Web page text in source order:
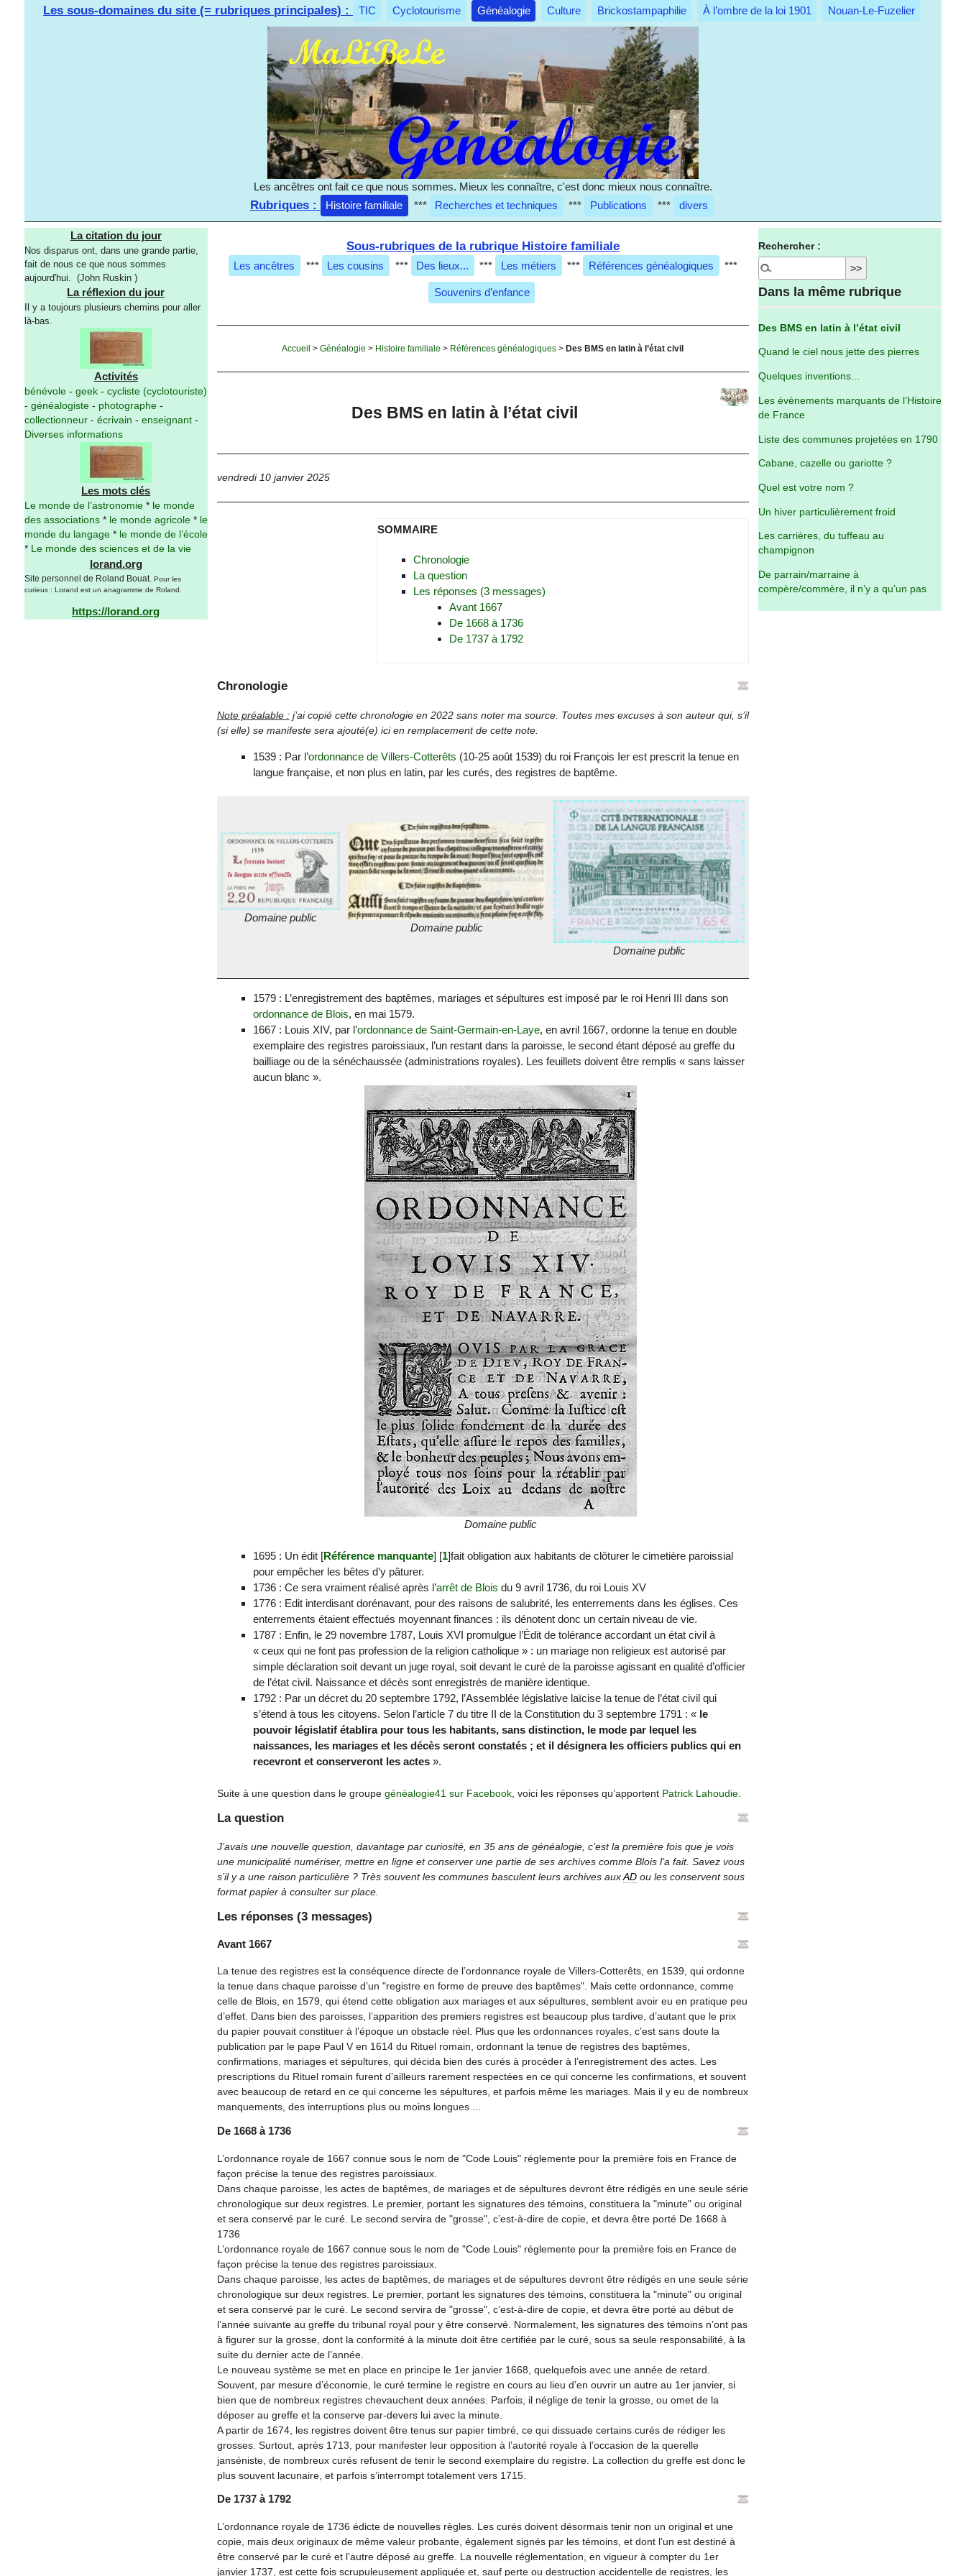
Les sous-domaines du site (= rubriques principales) : TIC Cyclotourisme Généalogie Culture Brickostampaphilie À l’ombre de la loi 1901 Nouan-Le-Fuzelier
Les ancêtres ont fait ce que nous sommes. Mieux les connaître, c'est donc mieux nous connaître.
Rubriques : Histoire familiale *** Recherches et techniques *** Publications *** divers
La citation du jour
Nos disparus ont, dans une grande partie,
fait de nous ce que nous sommes
aujourd'hui. (John Ruskin )
La réflexion du jour
Il y a toujours plusieurs chemins pour aller
là-bas.
Activités
bénévole- geek- cycliste (cyclotouriste)
- généalogiste- photographe-
collectionneur- écrivain - enseignant-
Diverses informations
Les mots clés
Le monde de l’astronomie* le monde
des associations* le monde agricole* le
monde du langage* le monde de l’école
*
Le monde des sciences et de la vie
lorand.org
Site personnel de Roland Bouat. Pour les
curieux : Lorand est un anagramme de Roland.
https://lorand.org
Sous-rubriques de la rubrique Histoire familiale
Les ancêtres *** Les cousins *** Des lieux... *** Les métiers *** Références généalogiques ***
Souvenirs d’enfance
Accueil >Généalogie > Histoire familiale > Références généalogiques >Des BMS en latin à l’état civil
Des BMS en latin à l’état civil
vendredi 10 janvier 2025
SOMMAIRE
Chronologie
La question
Les réponses (3 messages)
Avant 1667
De 1668 à 1736
De 1737 à 1792
Chronologie
Note préalable :j’ai copié cette chronologie en 2022 sans noter ma source. Toutes mes excuses à son auteur qui, s’il
(si elle) se manifeste sera ajouté(e) ici en remplacement de cette note.
1539 : Par l’ordonnance de Villers-Cotterêts (10-25 août 1539) du roi François Ier est prescrit la tenue en
langue française, et non plus en latin, par les curés, des registres de baptême.
Domaine public
Domaine public
Domaine public
1579 : L’enregistrement des baptêmes, mariages et sépultures est imposé par le roi Henri III dans son
ordonnance de Blois, en mai 1579.
1667 : Louis XIV, par l’ordonnance de Saint-Germain-en-Laye, en avril 1667, ordonne la tenue en double
exemplaire des registres paroissiaux, l’un restant dans la paroisse, le second étant déposé au greffe du
bailliage ou de la sénéchaussée (administrations royales). Les feuillets doivent être remplis « sans laisser
aucun blanc ».
Domaine public
1695 : Un édit[Référence manquante] [1]fait obligation aux habitants de clôturer le cimetière paroissial
pour empêcher les bêtes d’y pâturer.
1736 : Ce sera vraiment réalisé après l’arrêt de Blois du 9 avril 1736, du roi Louis XV
1776 : Edit interdisant dorénavant, pour des raisons de salubrité, les enterrements dans les églises. Ces
enterrements étaient effectués moyennant finances : ils dénotent donc un certain niveau de vie.
1787 : Enfin, le 29 novembre 1787, Louis XVI promulgue l’Édit de tolérance accordant un état civil à
« ceux qui ne font pas profession de la religion catholique » : un mariage non religieux est autorisé par
simple déclaration soit devant un juge royal, soit devant le curé de la paroisse agissant en qualité d’officier
de l’état civil. Naissance et décès sont enregistrés de manière identique.
1792 : Par un décret du 20 septembre 1792, l’Assemblée législative laïcise la tenue de l’état civil qui
s’étend à tous les citoyens. Selon l’article 7 du titre II de la Constitution du 3 septembre 1791 : « le
pouvoir législatif établira pour tous les habitants, sans distinction, le mode par lequel les
naissances, les mariages et les décès seront constatés ; et il désignera les officiers publics qui en
recevront et conserveront les actes».
Suite à une question dans le groupe généalogie41 sur Facebook, voici les réponses qu’apportent Patrick Lahoudie.
La question
J’avais une nouvelle question, davantage par curiosité, en 35 ans de généalogie, c’est la première fois que je vois
une municipalité numériser, mettre en ligne et conserver une partie de ses archives comme Blois l’a fait. Savez vous
s’il y a une raison particulière ? Très souvent les communes basculent leurs archives auxADou les conservent sous
format papier à consulter sur place.
Les réponses (3 messages)
Avant 1667
La tenue des registres est la conséquence directe de l’ordonnance royale de Villers-Cotterêts, en 1539, qui ordonne
la tenue dans chaque paroisse d’un "registre en forme de preuve des baptêmes". Mais cette ordonnance, comme
celle de Blois, en 1579, qui étend cette obligation aux mariages et aux sépultures, semblent avoir eu en pratique peu
d’effet. Dans bien des paroisses, l’apparition des premiers registres est beaucoup plus tardive, d’autant que le prix
du papier pouvait constituer à l’époque un obstacle réel. Plus que les ordonnances royales, c’est sans doute la
publication par le pape Paul V en 1614 du Rituel romain, ordonnant la tenue de registres des baptêmes,
confirmations, mariages et sépultures, qui décida bien des curés à procéder à l’enregistrement des actes. Les
prescriptions du Rituel romain furent d’ailleurs rarement respectées en ce qui concerne les confirmations, et souvent
avec beaucoup de retard en ce qui concerne les sépultures, et parfois même les mariages. Mais il y eu de nombreux
manquements, des interruptions plus ou moins longues ...
De 1668 à 1736
L’ordonnance royale de 1667 connue sous le nom de "Code Louis" réglemente pour la première fois en France de
façon précise la tenue des registres paroissiaux.
Dans chaque paroisse, les actes de baptêmes, de mariages et de sépultures devront être rédigés en une seule série
chronologique sur deux registres. Le premier, portant les signatures des témoins, constituera la "minute" ou original
et sera conservé par le curé. Le second servira de "grosse", c’est-à-dire de copie, et devra être porté De 1668 à
1736
L’ordonnance royale de 1667 connue sous le nom de "Code Louis" réglemente pour la première fois en France de
façon précise la tenue des registres paroissiaux.
Dans chaque paroisse, les actes de baptêmes, de mariages et de sépultures devront être rédigés en une seule série
chronologique sur deux registres. Le premier, portant les signatures des témoins, constituera la "minute" ou original
et sera conservé par le curé. Le second servira de "grosse", c’est-à-dire de copie, et devra être porté au début de
l’année suivante au greffe du tribunal royal pour y être conservé. Normalement, les signatures des témoins n’ont pas
à figurer sur la grosse, dont la conformité à la minute doit être certifiée par le curé, sous sa seule responsabilité, à la
suite du dernier acte de l’année.
Le nouveau système se met en place en principe le 1er janvier 1668, quelquefois avec une année de retard.
Souvent, par mesure d’économie, le curé termine le registre en cours au lieu d’en ouvrir un autre au 1er janvier, si
bien que de nombreux registres chevauchent deux années. Parfois, il néglige de tenir la grosse, ou omet de la
déposer au greffe et la conserve par-devers lui avec la minute.
A partir de 1674, les registres doivent être tenus sur papier timbré, ce qui dissuade certains curés de rédiger les
grosses. Surtout, après 1713, pour manifester leur opposition à l’autorité royale à l’occasion de la querelle
janséniste, de nombreux curés refusent de tenir le second exemplaire du registre. La collection du greffe est donc le
plus souvent lacunaire, et parfois s’interrompt totalement vers 1715.
De 1737 à 1792
L’ordonnance royale de 1736 édicte de nouvelles règles. Les curés doivent désormais tenir non un original et une
copie, mais deux originaux de même valeur probante, également signés par les témoins, et dont l’un est destiné à
être conservé par le curé et l’autre déposé au greffe. La nouvelle réglementation, en vigueur à compter du 1er
janvier 1737, est cette fois scrupuleusement appliquée et, sauf perte ou destruction accidentelle de registres, les
Rechercher :
Dans la même rubrique
Des BMS en latin à l’état civil
Quand le ciel nous jette des pierres
Quelques inventions...
Les évènements marquants de l’Histoire
de France
Liste des communes projetées en 1790
Cabane, cazelle ou gariotte ?
Quel est votre nom ?
Un hiver particulièrement froid
Les carrières, du tuffeau au
champignon
De parrain/marraine à
compère/commère, il n’y a qu’un pas